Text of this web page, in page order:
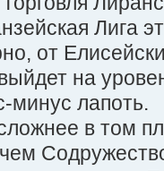
Лига
от
на
минус лапоть.
в том